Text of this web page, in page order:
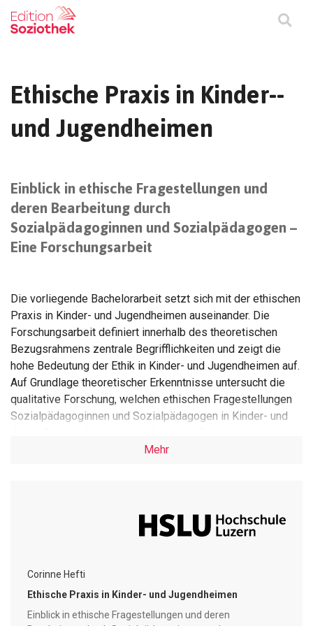
Ethische Praxis in Kinder-­
und Jugendheimen
Einblick in ethische Fragestellungen und
deren Bearbeitung durch
Sozialpädagoginnen und Sozialpädagogen –
Eine Forschungsarbeit
Die vorliegende Bachelorarbeit setzt sich mit der ethischen
Praxis in Kinder- und Jugendheimen auseinander. Die
Forschungsarbeit definiert innerhalb des theoretischen
Bezugsrahmens zentrale Begrifflichkeiten und zeigt die
hohe Bedeutung der Ethik in Kinder- und Jugendheimen auf.
Auf Grundlage theoretischer Erkenntnisse untersucht die
qualitative Forschung, welchen ethischen Fragestellungen
Sozialpädagoginnen und Sozialpädagogen in Kinder- und
wird. Dazu werden Leitfadeninterviews mit sechs
Fachpersonen in Kinder- und Jugendheimen konfrontiert
sehen und zeigen die verschiedenen
Umgangsmöglichkeiten mit ethischen Fragen sowie damit
Mehr
Corinne Hefti
Ethische Praxis in Kinder-­ und Jugendheimen
Einblick in ethische Fragestellungen und deren